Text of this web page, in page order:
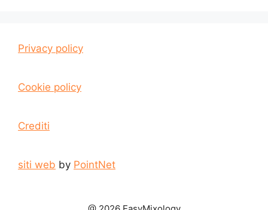
Privacy policy
Cookie policy
Crediti
siti web by PointNet